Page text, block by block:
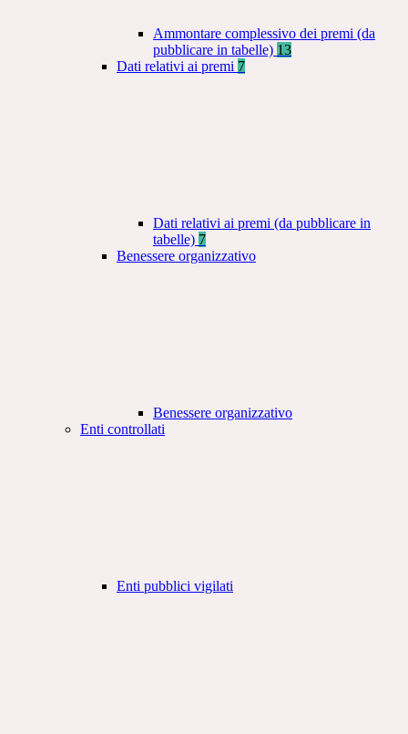
Ammontare complessivo dei premi (da
pubblicare in tabelle) 13
Dati relativi ai premi 7
Dati relativi ai premi (da pubblicare in
tabelle) 7
Benessere organizzativo
Benessere organizzativo
Enti controllati
Enti pubblici vigilati